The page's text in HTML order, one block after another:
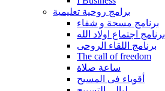
برامج روحية تعليمية
برنامج مسحة و شفاء
برنامج اجتماع اولاد الله
برنامج اللقاء الروحى
The call of freedom
ساعة صلاة
أقوياء فى المسيح